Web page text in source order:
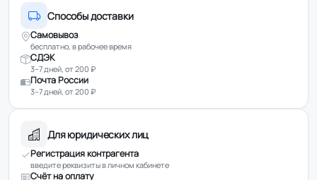
Способы доставки
Самовывоз
бесплатно, в рабочее время
СДЭК
3–7 дней, от 200 ₽
Почта России
3–7 дней, от 200 ₽
Для юридических лиц
Регистрация контрагента
введите реквизиты в личном кабинете
Счёт на оплату